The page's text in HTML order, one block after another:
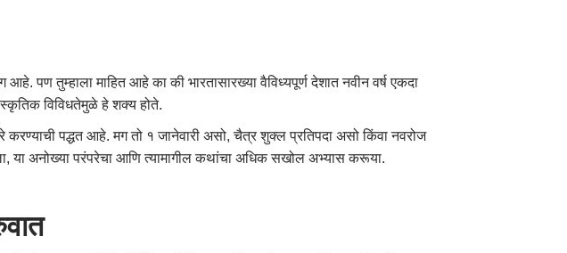
पण तुम्हाला माहित आहे का की भारतासारख्या वैविध्यपूर्ण देशात नवीन वर्ष एकदा
विविधतेमुळे हे शक्य होते.
करण्याची पद्धत आहे. मग तो १ जानेवारी असो, चैत्र शुक्ल प्रतिपदा असो किंवा नवरोज
अनोख्या परंपरेचा आणि त्यामागील कथांचा अधिक सखोल अभ्यास करूया.